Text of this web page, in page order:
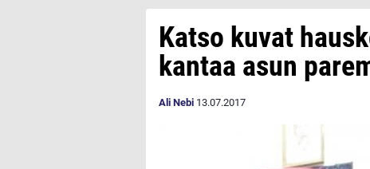
Katso kuvat
kantaa asun
Ali Nebi 13.07.2017